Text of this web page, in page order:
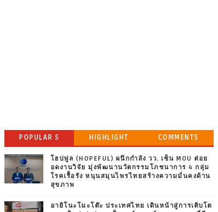
POPULAR 5 HIGHLIGHT COMMENTS
โฮปฟูล (HOPEFUL) ผนึกกำลัง วว. เซ็น MOU ต่อย
อดงานวิจัย มุ่งพัฒนานวัตกรรมโภชนาการ 4 กลุ่ม
โรคเรื้อรัง หนุนสมุนไพรไทยสร้างความมั่นคงด้าน
สุขภาพ
อายิโนะโมะโต๊ะ ประเทศไทย เดินหน้าสู่การเติบโต